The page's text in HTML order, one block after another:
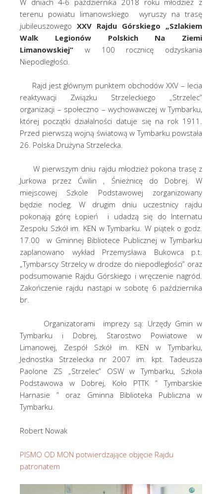
W dniach 4-6 października 2018 roku młodzież z
terenu powiatu limanowskiego wyruszy na trasę
jubileuszowego XXV Rajdu Górskiego „Szlakiem
Walk Legionów Polskich Na Ziemi
Limanowskiej” w 100 rocznicę odzyskania
Niepodległości.
Rajd jest głównym punktem obchodów XXV – lecia
reaktywacji Związku Strzeleckiego „Strzelec”
organizacji – społeczno – wychowawczej w Tymbarku,
której początki działalności datuje się na rok 1911.
Przed pierwszą wojną światową w Tymbarku powstała
26. Polska Drużyna Strzelecka.
W pierwszym dniu rajdu młodzież pokona trasę z
Jurkowa przez Ćwilin , Śnieżnicę do Dobrej. W
miejscowej Szkole Podstawowej zorganizowany
będzie nocleg. W drugim dniu uczestnicy rajdu
pokonają górę Łopień i udadzą się do Internatu
Zespołu Szkół im. KEN w Tymbarku. W piątek o godz.
17.00 w Gminnej Bibliotece Publicznej w Tymbarku
zaplanowano wykład Przemysława Bukowca p.t.
„Tymbarscy Strzelcy w drodze do niepodległości” oraz
podsumowanie Rajdu Górskiego i wręczenie nagród.
Zakończenie rajdu nastąpi w sobotę 6 października
br.
Organizatorami imprezy są: Urzędy Gmin w
Tymbarku i Dobrej, Starostwo Powiatowe w
Limanowej, Zespół Szkół im. KEN w Tymbarku,
Jednostka Strzelecka nr 2007 im. kpt. Tadeusza
Paolone ZS „Strzelec” OSW w Tymbarku, Szkoła
Podstawowa w Dobrej, Koło PTTK ” Tymbarskie
Harnasie ” oraz Gminna Biblioteka Publiczna w
Tymbarku.
Robert Nowak
PISMO OD MON potwierdzające objęcie Rajdu
patronatem